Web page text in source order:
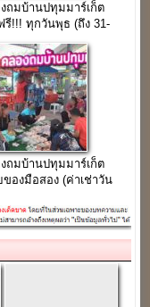
ถมบ้านปทุมมาร์เก็ต
รี!!! ทุกวันพุธ (ถึง 31-
ถมบ้านปทุมมาร์เก็ต
องมือสอง (ค่าเช่าวัน